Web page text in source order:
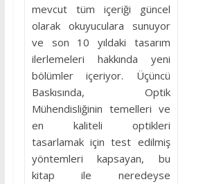
mevcut tüm içeriği güncel
olarak okuyuculara sunuyor
ve son 10 yıldaki tasarım
ilerlemeleri hakkında yeni
bölümler içeriyor. Üçüncü
Baskısında, Optik
Mühendisliğinin temelleri ve
en kaliteli optikleri
tasarlamak için test edilmiş
yöntemleri kapsayan, bu
kitap ile neredeyse